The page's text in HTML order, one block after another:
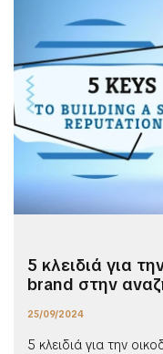
5 κλειδιά για
brand στην
25/09/2024
5 κλειδιά για την